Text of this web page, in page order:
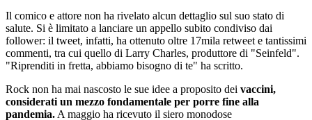
Il comico e attore non ha rivelato alcun dettaglio sul suo stato di
salute. Si è limitato a lanciare un appello subito condiviso dai
follower: il tweet, infatti, ha ottenuto oltre 17mila retweet e tantissimi
commenti, tra cui quello di Larry Charles, produttore di "Seinfeld".
"Riprenditi in fretta, abbiamo bisogno di te" ha scritto.
Rock non ha mai nascosto le sue idee a proposito dei vaccini,
considerati un mezzo fondamentale per porre fine alla
pandemia. A maggio ha ricevuto il siero monodose